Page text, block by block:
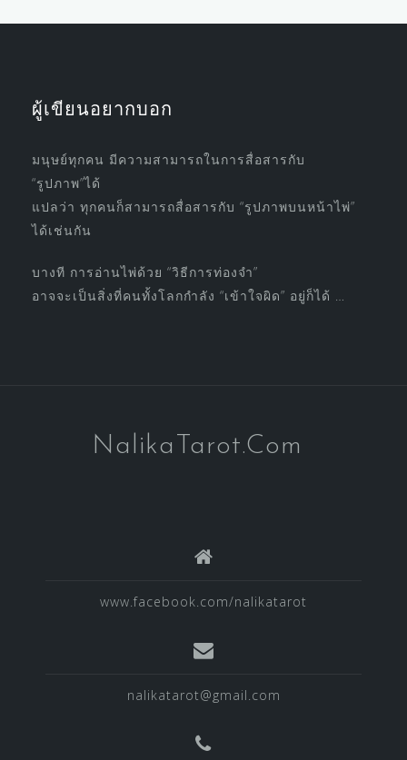
ผู้เขียนอยากบอก
มนุษย์ทุกคน มีความสามารถในการสื่อสารกับ
“รูปภาพ”ได้
แปลว่า ทุกคนก็สามารถสื่อสารกับ “รูปภาพบนหน้าไพ่”
ได้เช่นกัน
บางที การอ่านไพ่ด้วย “วิธีการท่องจำ”
อาจจะเป็นสิ่งที่คนทั้งโลกกำลัง “เข้าใจผิด” อยู่ก็ได้ …
NalikaTarot.Com
www.facebook.com/nalikatarot
nalikatarot@gmail.com